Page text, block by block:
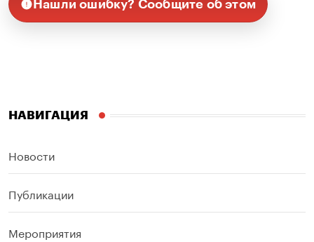
Нашли ошибку? Сообщите об этом
НАВИГАЦИЯ
Новости
Публикации
Мероприятия